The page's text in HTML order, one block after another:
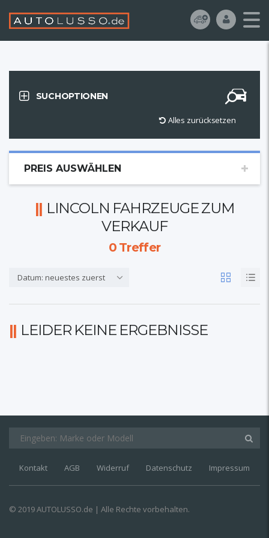
SUCHOPTIONEN
Alles zurücksetzen
PREIS AUSWÄHLEN
LINCOLN FAHRZEUGE ZUM
VERKAUF
0Treffer
Datum: neuestes zuerst
LEIDER KEINE ERGEBNISSE
Kontakt AGB Widerruf Datenschutz Impressum
© 2019 AUTOLUSSO.de | Alle Rechte vorbehalten.